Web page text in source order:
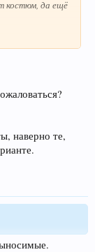
костюм, да ещё
наверно те,